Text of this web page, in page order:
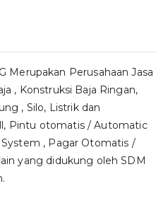
Merupakan Perusahaan Jasa
, Konstruksi Baja Ringan,
, Silo, Listrik dan
Pintu otomatis / Automatic
, Pagar Otomatis /
yang didukung oleh SDM